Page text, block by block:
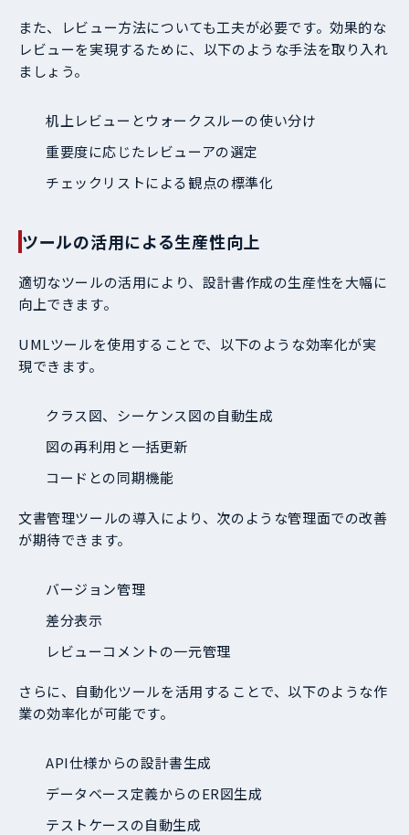
また、レビュー方法についても工夫が必要です。効果的な
レビューを実現するために、以下のような手法を取り入れ
ましょう。
机上レビューとウォークスルーの使い分け
重要度に応じたレビューアの選定
チェックリストによる観点の標準化
ツールの活用による生産性向上
適切なツールの活用により、設計書作成の生産性を大幅に
向上できます。
UMLツールを使用することで、以下のような効率化が実
現できます。
クラス図、シーケンス図の自動生成
図の再利用と一括更新
コードとの同期機能
文書管理ツールの導入により、次のような管理面での改善
が期待できます。
バージョン管理
差分表示
レビューコメントの一元管理
さらに、自動化ツールを活用することで、以下のような作
業の効率化が可能です。
API仕様からの設計書生成
データベース定義からのER図生成
テストケースの自動生成